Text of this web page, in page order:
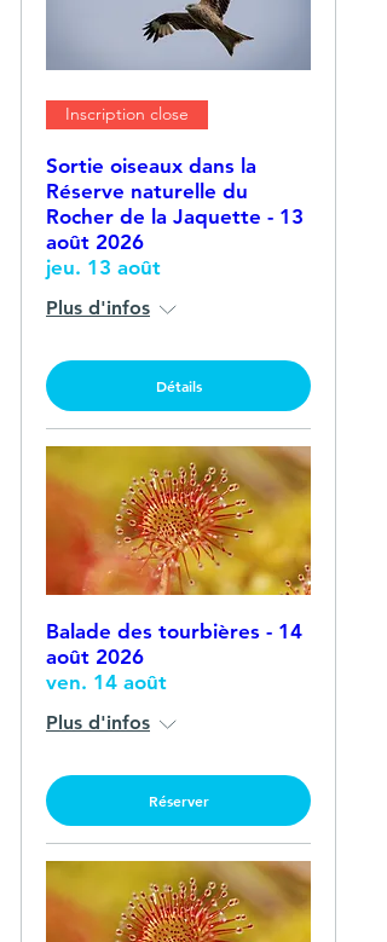
Inscription close
Sortie oiseaux dans la
Réserve naturelle du
Rocher de la Jaquette - 13
août 2026
jeu. 13 août
Plus d'infos
Détails
Balade des tourbières - 14
août 2026
ven. 14 août
Plus d'infos
Réserver